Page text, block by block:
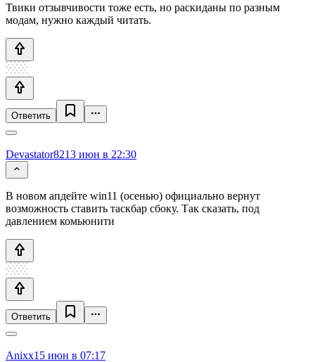
Твики отзывчивости тоже есть, но раскиданы по разным
модам, нужно каждый читать.
Ответить
Devastator8213 июн в 22:30
В новом апдейте win11 (осенью) официально вернут
возможность ставить таскбар сбоку. Так сказать, под
давлением комьюнити
Ответить
Anixx15 июн в 07:17